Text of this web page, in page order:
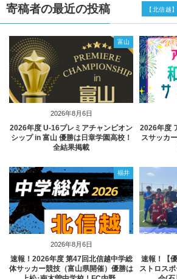
寄稿者の最近の投稿
2026年8月6日
富山
2026年度 U-16プレミアチャンピオン
シップ in 富山 優勝は日章学園高校！
全結果掲載
2026年度
スサッカ
2026年8月6日
福井
速報！2026年度 第47回北信越中学総
体サッカー競技（富山県開催）優勝は
速報！【
ストロス
【北信越